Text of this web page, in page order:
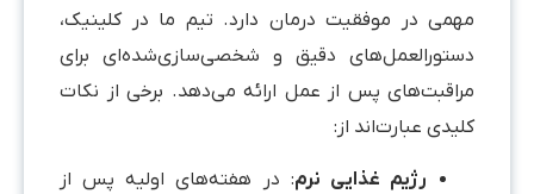
در موفقیت درمان دارد. تیم ما در کلینیک،
دقیق و شخصی‌سازی‌شده‌ای برای
پس از عمل ارائه می‌دهد. برخی از نکات
عبارت‌اند از:
رژیم غذایی نرم: در هفته‌های اولیه پس از